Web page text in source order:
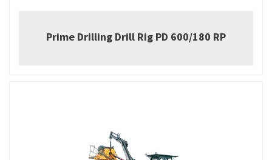
Prime Drilling Drill Rig PD 600/180 RP